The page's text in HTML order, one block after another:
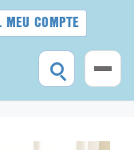
MEU COMPTE